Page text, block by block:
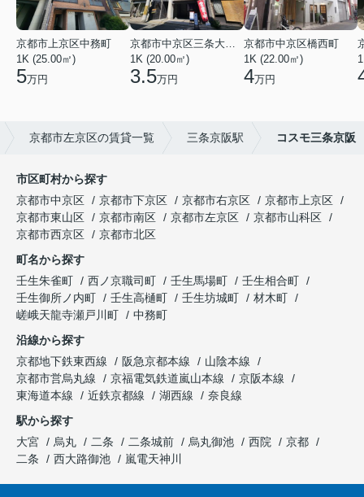
京都市上京区中務町
1K (25.00㎡)
5万円
京都市中京区三条大宮町
1K (20.00㎡)
3.5万円
京都市中京区橋西町
1K (22.00㎡)
4万円
京都市左京区の賃貸一覧 三条京阪駅 コスモ三条京阪
市区町村から探す
京都市中京区
京都市下京区 京都市右京区
京都市上京区
京都市東山区
京都市南区 京都市左京区
京都市山科区
京都市西京区
京都市北区
町名から探す
壬生朱雀町
西ノ京職司町 壬生馬場町
壬生相合町
壬生御所ノ内町
壬生高樋町 壬生坊城町
材木町
嵯峨天龍寺瀬戸川町
中務町
沿線から探す
京都地下鉄東西線
阪急京都本線
山陰本線
京都市営烏丸線
京福電気鉄道嵐山本線
京阪本線
東海道本線
近鉄京都線 湖西線
奈良線
駅から探す
大宮
烏丸 二条 二条城前 烏丸御池 西院
京都
二条
西大路御池 嵐電天神川